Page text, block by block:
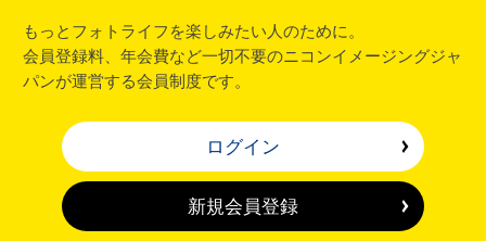
もっとフォトライフを楽しみたい人のために。
会員登録料、年会費など一切不要のニコンイメージングジャ
パンが運営する会員制度です。
ログイン
新規会員登録